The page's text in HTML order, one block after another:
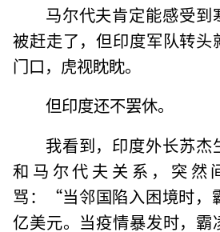
马尔代夫肯定能感受到
被赶走了，但印度军队转头
门口，虎视眈眈。
但印度还不罢休。
我看到，印度外长苏杰
和马尔代夫关系，突然
骂：“当邻国陷入困境时，
亿美元。当疫情暴发时，霸